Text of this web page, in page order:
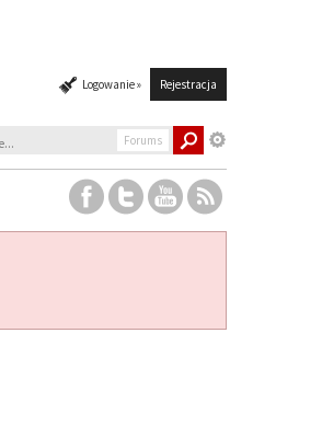
Logowanie » Rejestracja
Forums